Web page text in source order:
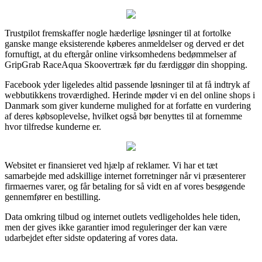
Trustpilot fremskaffer nogle hæderlige løsninger til at fortolke
ganske mange eksisterende køberes anmeldelser og derved er det
fornuftigt, at du eftergår online virksomhedens bedømmelser af
GripGrab RaceAqua Skoovertræk før du færdiggør din shopping.
Facebook yder ligeledes altid passende løsninger til at få indtryk af
webbutikkens troværdighed. Herinde møder vi en del online shops i
Danmark som giver kunderne mulighed for at forfatte en vurdering
af deres købsoplevelse, hvilket også bør benyttes til at fornemme
hvor tilfredse kunderne er.
Websitet er finansieret ved hjælp af reklamer. Vi har et tæt
samarbejde med adskillige internet forretninger når vi præsenterer
firmaernes varer, og får betaling for så vidt en af vores besøgende
gennemfører en bestilling.
Data omkring tilbud og internet outlets vedligeholdes hele tiden,
men der gives ikke garantier imod reguleringer der kan være
udarbejdet efter sidste opdatering af vores data.